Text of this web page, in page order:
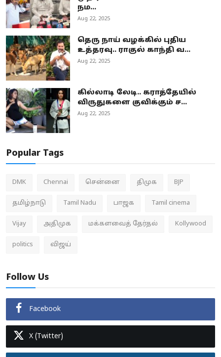
நம...
Aug 22, 2025
தெரு நாய் வழக்கில் புதிய
உத்தரவு.. ராகுல் காந்தி வ...
Aug 22, 2025
கில்லாடி லேடி.. கராத்தேயில்
விருதுகளை குவிக்கும் ச...
Aug 22, 2025
Popular Tags
DMK Chennai சென்னை திமுக BJP
தமிழ்நாடு Tamil Nadu பாஜக Tamil cinema
Vijay அதிமுக மக்களவைத் தேர்தல் Kollywood
politics விஜய்
Follow Us
Facebook
X (Twitter)